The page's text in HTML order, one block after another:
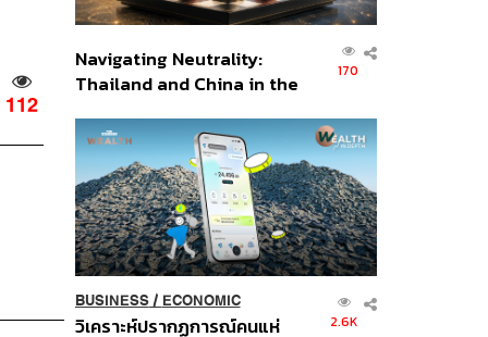
112
Navigating Neutrality:
Thailand and China in the
Order
170
BUSINESS/ ECONOMIC
วิเคราะห์ปรากฏการณ์คนแห่ 2.6K